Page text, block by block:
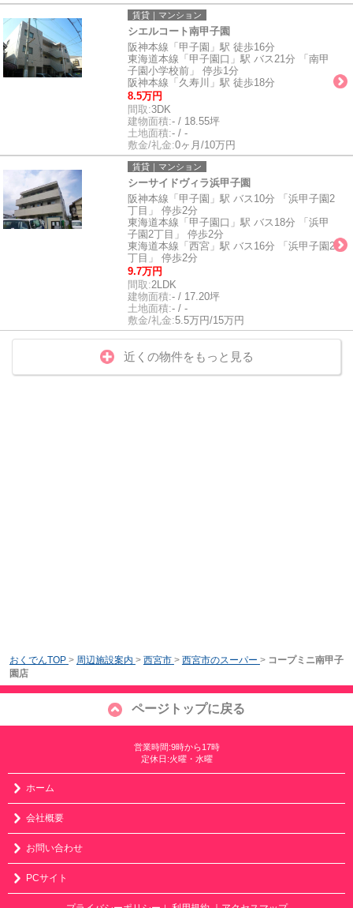
賃貸｜マンション
シエルコート南甲子園
阪神本線「甲子園」駅 徒歩16分
東海道本線「甲子園口」駅 バス21分 「南甲
子園小学校前」 停歩1分
阪神本線「久寿川」駅 徒歩18分
8.5万円
間取:3DK
建物面積:- / 18.55坪
土地面積:- / -
敷金/礼金:0ヶ月/10万円
賃貸｜マンション
シーサイドヴィラ浜甲子園
阪神本線「甲子園」駅 バス10分 「浜甲子園2
丁目」 停歩2分
東海道本線「甲子園口」駅 バス18分 「浜甲
子園2丁目」 停歩2分
東海道本線「西宮」駅 バス16分 「浜甲子園2
丁目」 停歩2分
9.7万円
間取:2LDK
建物面積:- / 17.20坪
土地面積:- / -
敷金/礼金:5.5万円/15万円
近くの物件をもっと見る
おくでんTOP > 周辺施設案内 > 西宮市 > 西宮市のスーパー > コープミニ南甲子
園店
ページトップに戻る
営業時間:9時から17時
定休日:火曜・水曜
ホーム
会社概要
お問い合わせ
PCサイト